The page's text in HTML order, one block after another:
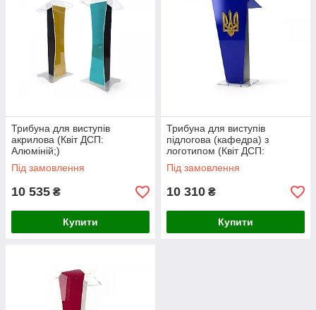
Трибуна для виступів
акрилова (Квіт ДСП:
Алюміній;)
Під замовлення
10 535 ₴
Купити
Трибуна для виступів
підлогова (кафедра) з
логотипом (Квіт ДСП:
Алюміній; )
Під замовлення
10 310 ₴
Купити